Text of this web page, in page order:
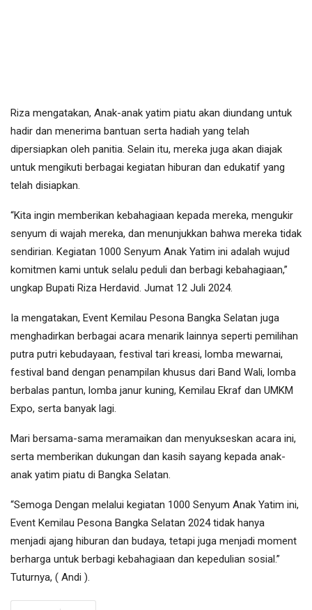
Riza mengatakan, Anak-anak yatim piatu akan diundang untuk
hadir dan menerima bantuan serta hadiah yang telah
dipersiapkan oleh panitia. Selain itu, mereka juga akan diajak
untuk mengikuti berbagai kegiatan hiburan dan edukatif yang
telah disiapkan.
“Kita ingin memberikan kebahagiaan kepada mereka, mengukir
senyum di wajah mereka, dan menunjukkan bahwa mereka tidak
sendirian. Kegiatan 1000 Senyum Anak Yatim ini adalah wujud
komitmen kami untuk selalu peduli dan berbagi kebahagiaan,”
ungkap Bupati Riza Herdavid. Jumat 12 Juli 2024.
Ia mengatakan, Event Kemilau Pesona Bangka Selatan juga
menghadirkan berbagai acara menarik lainnya seperti pemilihan
putra putri kebudayaan, festival tari kreasi, lomba mewarnai,
festival band dengan penampilan khusus dari Band Wali, lomba
berbalas pantun, lomba janur kuning, Kemilau Ekraf dan UMKM
Expo, serta banyak lagi.
Mari bersama-sama meramaikan dan menyukseskan acara ini,
serta memberikan dukungan dan kasih sayang kepada anak-
anak yatim piatu di Bangka Selatan.
“Semoga Dengan melalui kegiatan 1000 Senyum Anak Yatim ini,
Event Kemilau Pesona Bangka Selatan 2024 tidak hanya
menjadi ajang hiburan dan budaya, tetapi juga menjadi moment
berharga untuk berbagi kebahagiaan dan kepedulian sosial.”
Tuturnya, ( Andi ).